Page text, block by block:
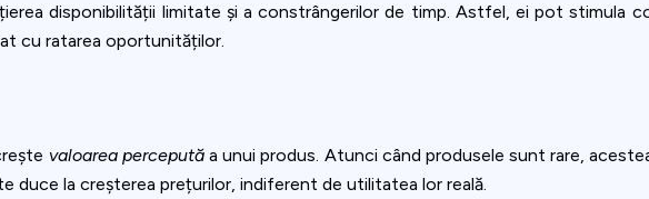
disponibilității limitate și a constrângerilor de timp. Astfel, ei pot stimula
cu ratarea oportunităților.
valoarea perceputăa unui produs. Atunci când produsele sunt rare,
duce la creșterea prețurilor, indiferent de utilitatea lor reală.